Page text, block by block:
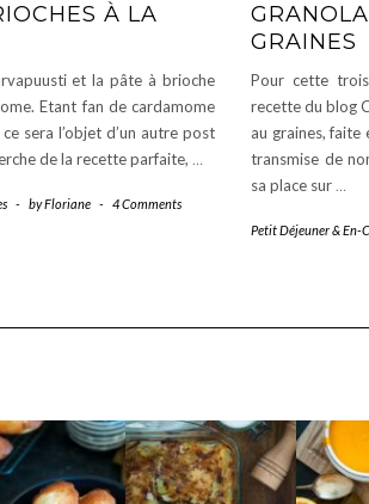
À LA
et la pâte à brioche
Etant fan de cardamome
sera l’objet d’un autre post
de la recette parfaite, …
- byFloriane - 4 Comments
GRAINES
Pour cette
recette du blog
au graines, faite
transmise de
sa place sur…
Petit Déjeuner & En-